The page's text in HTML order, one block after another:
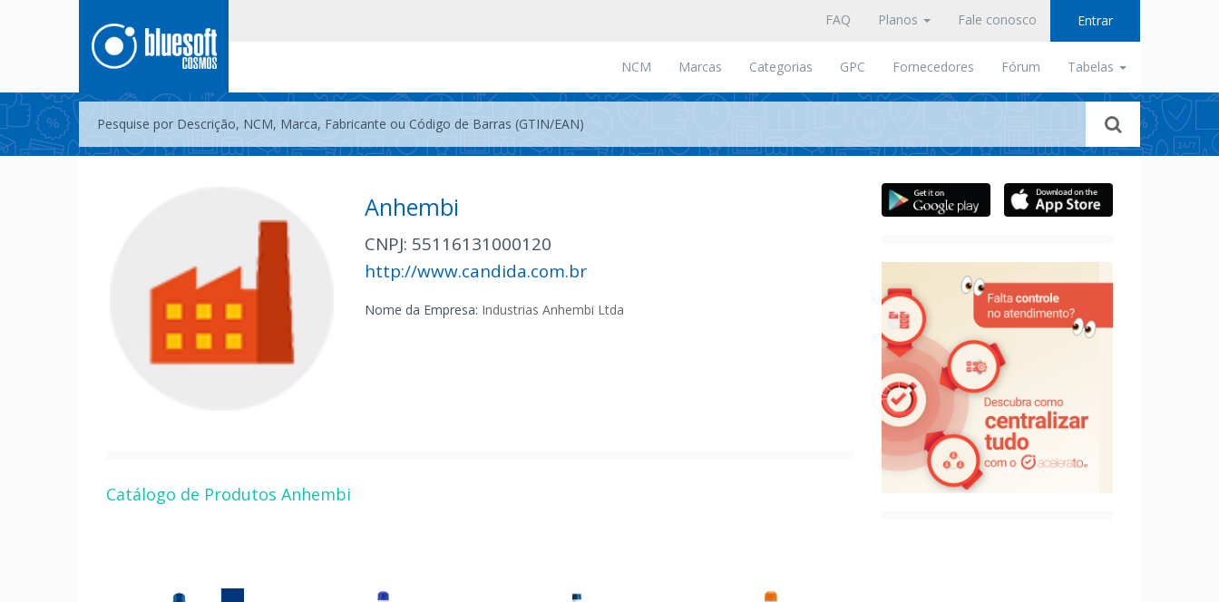
FAQ Planos Fale conosco Entrar
NCM Marcas Categorias GPC Fornecedores Fórum Tabelas
Anhembi
CNPJ: 55116131000120
http://www.candida.com.br
Nome da Empresa: Industrias Anhembi Ltda
Catálogo de Produtos Anhembi